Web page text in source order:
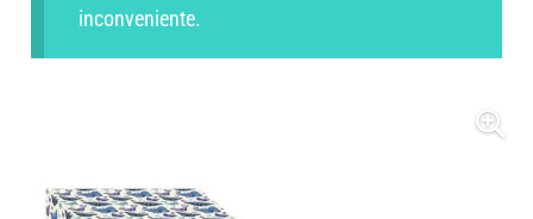
inconveniente.